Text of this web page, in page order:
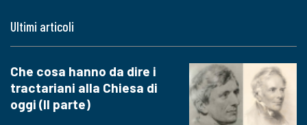
Ultimi articoli
Che cosa hanno da dire i
tractariani alla Chiesa di
oggi (II parte)